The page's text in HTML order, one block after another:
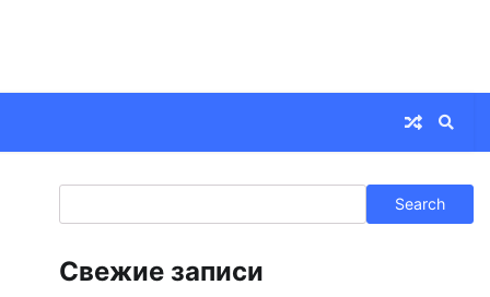
Search
Свежие записи